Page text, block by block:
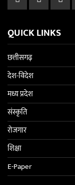
QUICK LINKS
छत्तीसगढ़
देश-विदेश
मध्य प्रदेश
संस्कृति
रोजगार
शिक्षा
E-Paper